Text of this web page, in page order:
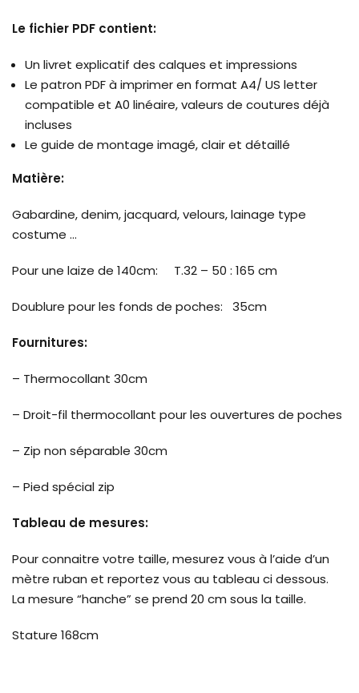
Le fichier PDF contient:
Un livret explicatif des calques et impressions
Le patron PDF à imprimer en format A4/ US letter
compatible et A0 linéaire, valeurs de coutures déjà
incluses
Le guide de montage imagé, clair et détaillé
Matière:
Gabardine, denim, jacquard, velours, lainage type
costume …
Pour une laize de 140cm: T.32 – 50 : 165 cm
Doublure pour les fonds de poches: 35cm
Fournitures:
– Thermocollant 30cm
– Droit-fil thermocollant pour les ouvertures de poches
– Zip non séparable 30cm
– Pied spécial zip
Tableau de mesures:
Pour connaitre votre taille, mesurez vous à l’aide d’un
mètre ruban et reportez vous au tableau ci dessous.
La mesure “hanche” se prend 20 cm sous la taille.
Stature 168cm